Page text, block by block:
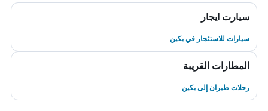
سيارت ايجار
سيارات للاستئجار في بكين
المطارات القريبة
رحلات طيران إلى بكين